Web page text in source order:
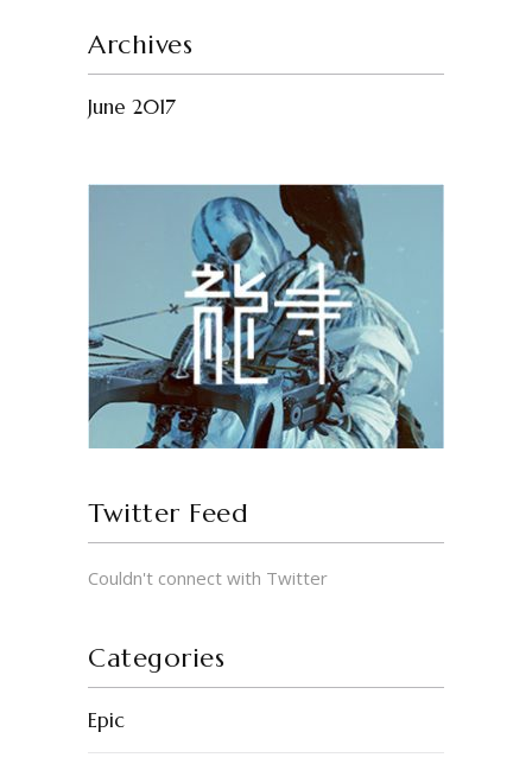
Archives
June 2017
Twitter Feed
Couldn't connect with Twitter
Categories
Epic